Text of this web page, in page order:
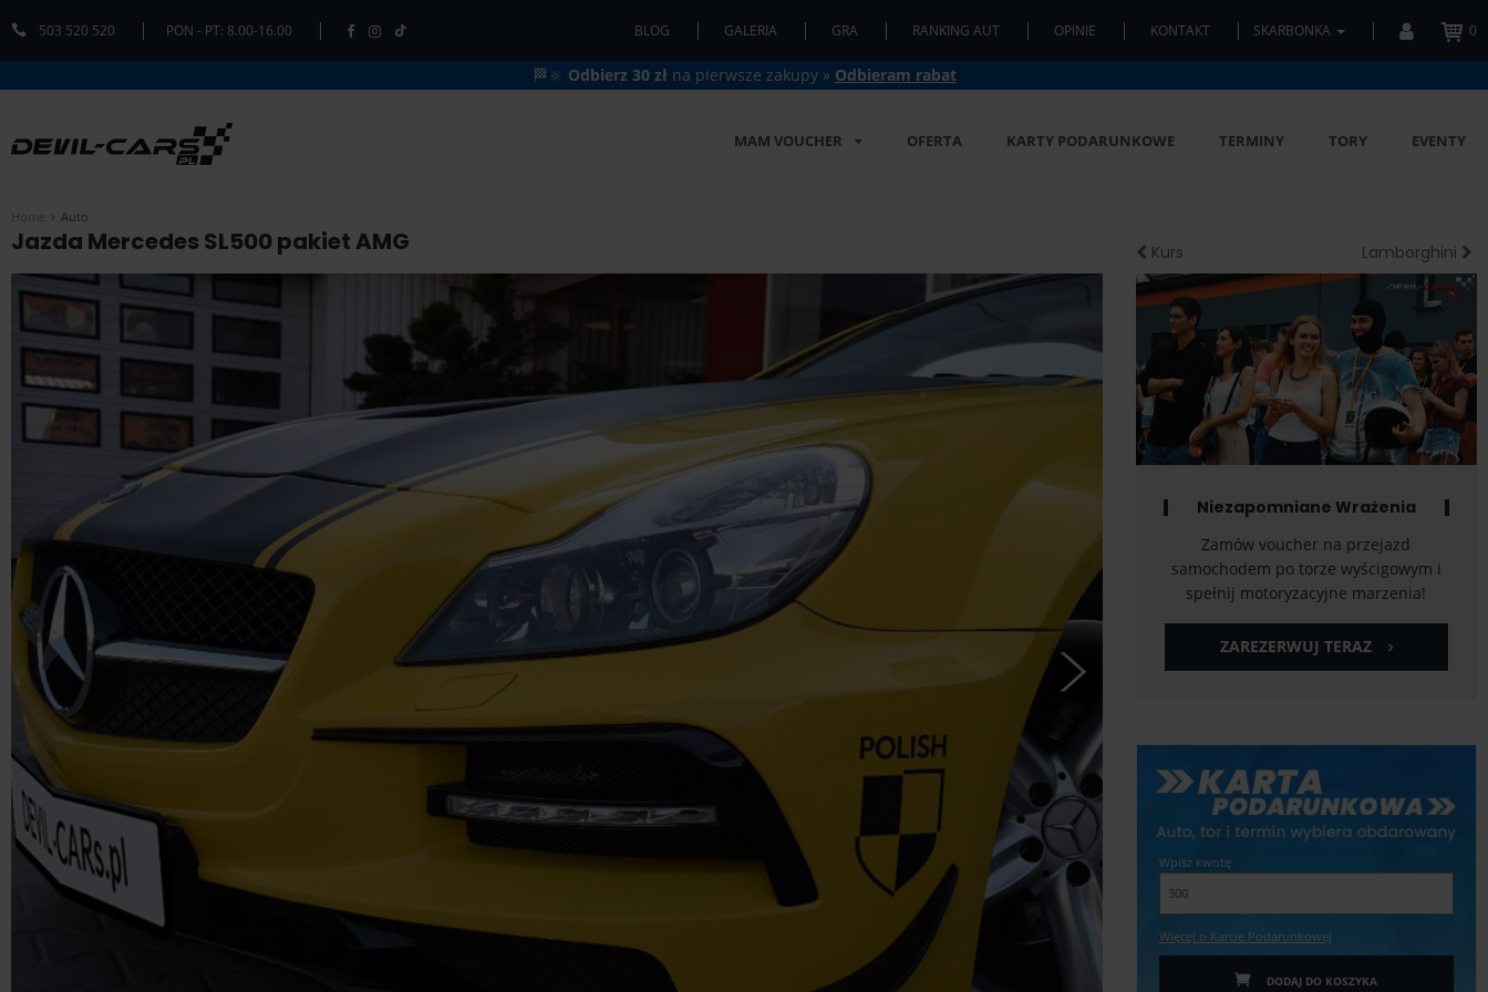
503 520 520 PON - PT: 8.00-16.00 BLOG GALERIA GRA RANKING AUT OPINIE KONTAKT SKARBONKA 0
🏁🔆 Odbierz 30 zł na pierwsze zakupy » Odbieram rabat
MAM VOUCHER OFERTA KARTY PODARUNKOWE TERMINY TORY EVENTY
Home Auto
Jazda Mercedes SL500 pakiet AMG Kurs Lamborghini
Niezapomniane Wrażenia
Zamów voucher na przejazd
samochodem po torze wyścigowym i
spełnij motoryzacyjne marzenia!
ZAREZERWUJ TERAZ
Wpisz kwotę
Więcej o Karcie Podarunkowej
DODAJ DO KOSZYKA